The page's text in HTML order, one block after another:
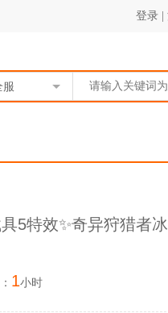
登录
服
5特效✨奇异狩猎者
1小时